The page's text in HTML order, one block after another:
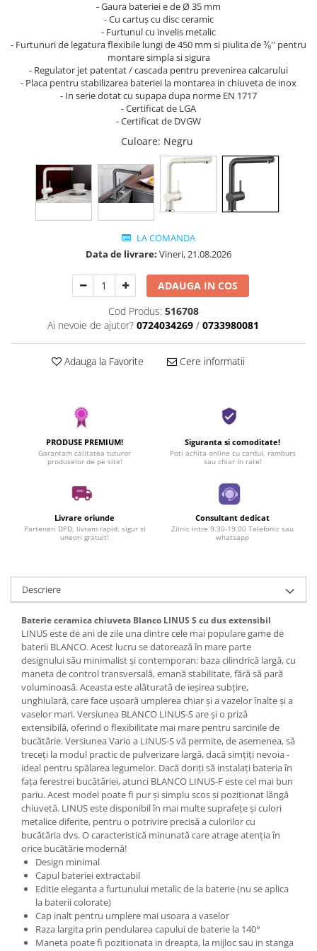
- Gaura bateriei e de Ø 35 mm
- Cu cartuș cu disc ceramic
- Furtunul cu invelis metalic
- Furtunuri de legatura flexibile lungi de 450 mm si piulita de ⅜'' pentru
montare simpla si sigura
- Regulator jet patentat / cascada pentru prevenirea calcarului
- Placa pentru stabilizarea bateriei la montarea in chiuveta de inox
- In serie dotat cu supapa dupa norme EN 1717
- Certificat de LGA
- Certificat de DVGW
Culoare: Negru
LA COMANDA
Data de livrare: Vineri, 21.08.2026
ADAUGA IN COS
Cod Produs: 516708
Ai nevoie de ajutor? 0724034269 / 0733980081
Adauga la Favorite Cere informatii
PRODUSE PREMIUM!
Garantam calitatea tuturor
produselor de pe site!
Siguranta si comoditate!
Poti achita online cu cardul, ramburs
sau chiar in rate!
Livrare oriunde
Parteneri DPD, livram rapid, sigur si
uneori gratuit!
Consultant dedicat
Zilnic intre 9.30-19.00 Telefonic sau
whatsapp
Descriere
Baterie ceramica chiuveta Blanco LINUS S cu dus extensibil
LINUS este de ani de zile una dintre cele mai populare game de
baterii BLANCO. Acest lucru se datorează în mare parte
designului său minimalist și contemporan: baza cilindrică largă, cu
maneta de control transversală, emană stabilitate, fără să pară
voluminoasă. Aceasta este alăturată de ieșirea subțire,
unghiulară, care face ușoară umplerea chiar și a vazelor înalte și a
vaselor mari. Versiunea BLANCO LINUS-S are și o priză
extensibilă, oferind o flexibilitate mai mare pentru sarcinile de
bucătărie. Versiunea Vario a LINUS-S vă permite, de asemenea, să
treceți la modul practic de pulverizare largă, dacă simțiți nevoia -
ideal pentru spălarea legumelor. Dacă doriți să instalați bateria în
fața ferestrei bucătăriei, atunci BLANCO LINUS-F este cel mai bun
pariu. Acest model poate fi pur și simplu scos și poziționat lângă
chiuvetă. LINUS este disponibil în mai multe suprafețe și culori
metalice diferite, pentru o potrivire precisă a culorilor cu
bucătăria dvs. O caracteristică minunată care atrage atenția în
orice bucătărie modernă!
Design minimal
Capul bateriei extractabil
Editie eleganta a furtunului metalic de la baterie (nu se aplica
la baterii colorate)
Cap inalt pentru umplere mai usoara a vaselor
Raza largita prin pendularea capului de baterie la 140°
Maneta poate fi pozitionata in dreapta, la mijloc sau in stanga